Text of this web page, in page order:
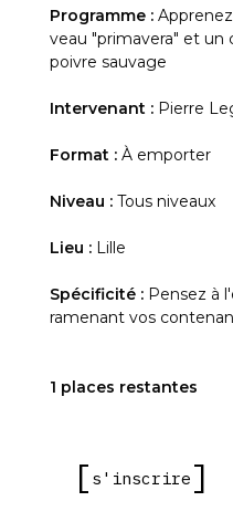
Programme :
veau "primavera" et un
poivre sauvage
Intervenant : Pierre
Format : À emporter
Niveau : Tous niveaux
Lieu : Lille
Spécificité : Pensez à
ramenant vos
1 places restantes
s'inscrire